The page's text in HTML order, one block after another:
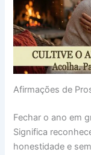
Afirmações de
Fechar o ano em
Significa
honestidade e